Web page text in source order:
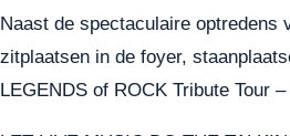
Naast de spectaculaire optredens
zitplaatsen in de foyer,
LEGENDS of ROCK Tribute Tour